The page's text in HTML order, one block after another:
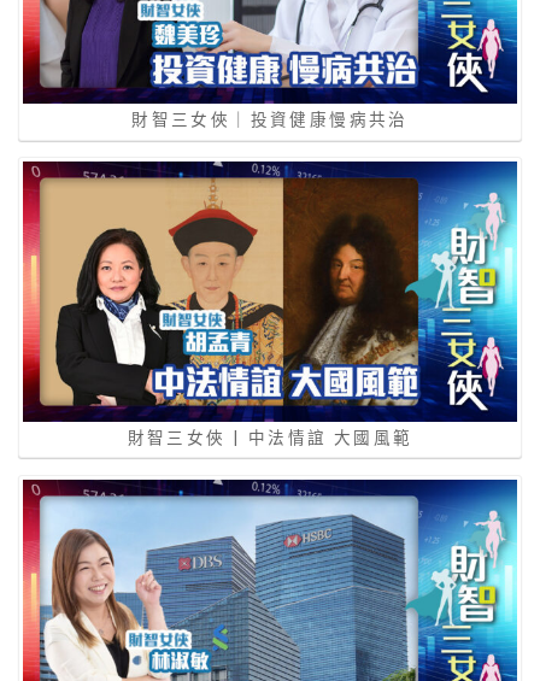
財智三女俠｜投資健康慢病共治
財智三女俠 | 中法情誼 大國風範